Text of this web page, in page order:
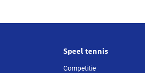
Speel tennis
Competitie